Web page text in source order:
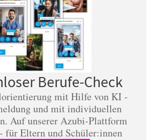
Berufe-Check
mit Hilfe von KI -
und mit individuellen
Auf unserer Azubi-Plattform
für Eltern und Schüler:innen